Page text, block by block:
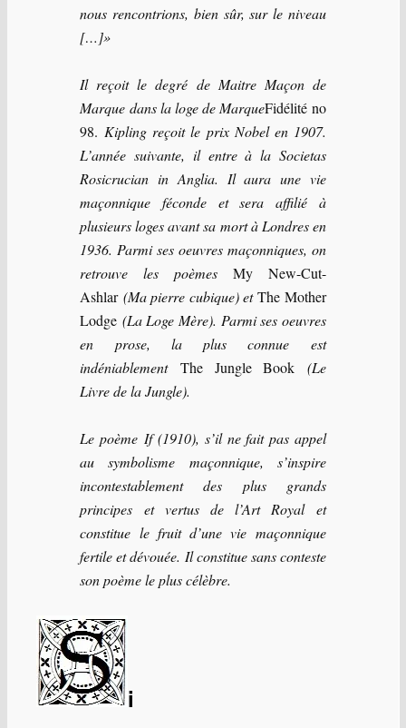
nous rencontrions, bien sûr, sur le niveau
[…]»
Il reçoit le degré de Maitre Maçon de
Marque dans la loge de MarqueFidélité no
98. Kipling reçoit le prix Nobel en 1907.
L’année suivante, il entre à la Societas
Rosicrucian in Anglia. Il aura une vie
maçonnique féconde et sera affilié à
plusieurs loges avant sa mort à Londres en
1936. Parmi ses oeuvres maçonniques, on
retrouve les poèmesMy New-Cut-
Ashlar(Ma pierre cubique) etThe Mother
Lodge (La Loge Mère). Parmi ses oeuvres
en prose, la plus connue est
indéniablement The Jungle Book (Le
Livre de la Jungle).
Le poème If (1910), s’il ne fait pas appel
au symbolisme maçonnique, s’inspire
incontestablement des plus grands
principes et vertus de l’Art Royal et
constitue le fruit d’une vie maçonnique
fertile et dévouée. Il constitue sans conteste
son poème le plus célèbre.
i